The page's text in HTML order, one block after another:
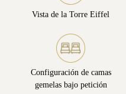
Vista de la Torre Eiffel
Configuración de camas
gemelas bajo petición